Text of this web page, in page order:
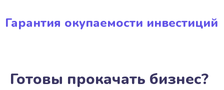
Гарантия окупаемости инвестиций
Готовы прокачать бизнес?